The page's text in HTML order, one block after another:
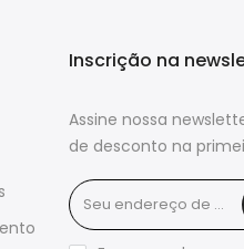
Inscrição na
Assine nossa
de desconto na